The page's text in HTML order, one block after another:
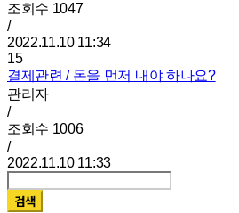
조회수 1047
/
2022.11.10 11:34
15
결제관련 / 돈을 먼저 내야 하나요?
관리자
/
조회수 1006
/
2022.11.10 11:33
검색